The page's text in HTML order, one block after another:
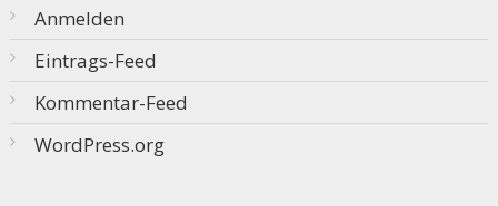
Anmelden
Eintrags-Feed
Kommentar-Feed
WordPress.org